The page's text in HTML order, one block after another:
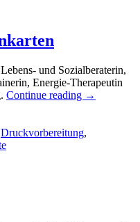
und Sozialberaterin,
Energie-Therapeutin
Continue reading →
Druckvorbereitung,